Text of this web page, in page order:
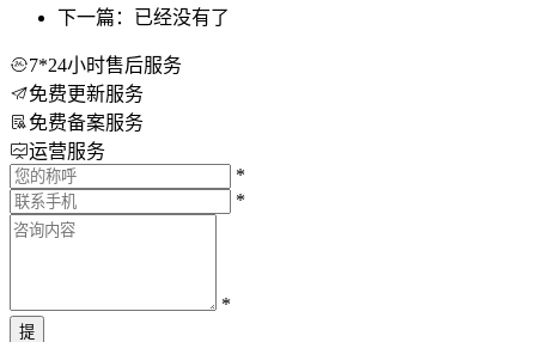
下一篇：已经没有了
7*24小时售后服务
免费更新服务
免费备案服务
运营服务
*
*
*
提